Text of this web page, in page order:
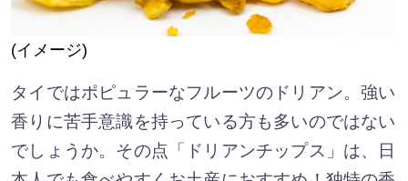
(イメージ)
タイではポピュラーなフルーツのドリアン。強い
香りに苦手意識を持っている方も多いのではない
でしょうか。その点「ドリアンチップス」は、日